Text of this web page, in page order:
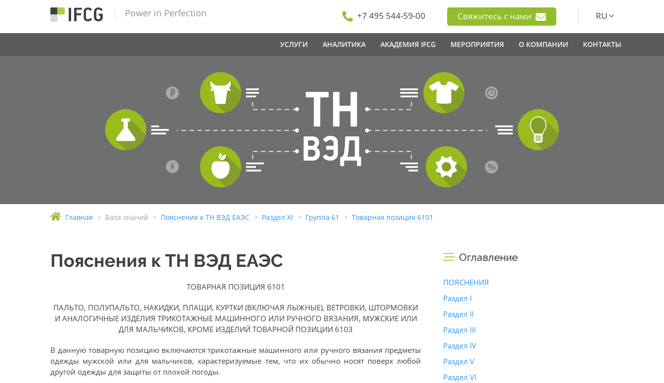
Power in Perfection +7 495 544-59-00 Свяжитесь с нами RU
УСЛУГИ АНАЛИТИКА АКАДЕМИЯ IFCG МЕРОПРИЯТИЯ О КОМПАНИИ КОНТАКТЫ
Главная База знаний Пояснения к ТН ВЭД ЕАЭС Раздел XI Группа 61 Товарная позиция 6101
Пояснения к ТН ВЭД ЕАЭС
ТОВАРНАЯ ПОЗИЦИЯ 6101
ПАЛЬТО, ПОЛУПАЛЬТО, НАКИДКИ, ПЛАЩИ, КУРТКИ (ВКЛЮЧАЯ ЛЫЖНЫЕ), ВЕТРОВКИ, ШТОРМОВКИ
И АНАЛОГИЧНЫЕ ИЗДЕЛИЯ ТРИКОТАЖНЫЕ МАШИННОГО ИЛИ РУЧНОГО ВЯЗАНИЯ, МУЖСКИЕ ИЛИ
ДЛЯ МАЛЬЧИКОВ, КРОМЕ ИЗДЕЛИЙ ТОВАРНОЙ ПОЗИЦИИ 6103
В данную товарную позицию включаются трикотажные машинного или ручного вязания предметы
одежды мужской или для мальчиков, характеризуемые тем, что их обычно носят поверх любой
другой одежды для защиты от плохой погоды.
Оглавление
ПОЯСНЕНИЯ
Раздел I
Раздел II
Раздел III
Раздел IV
Раздел V
Раздел VI